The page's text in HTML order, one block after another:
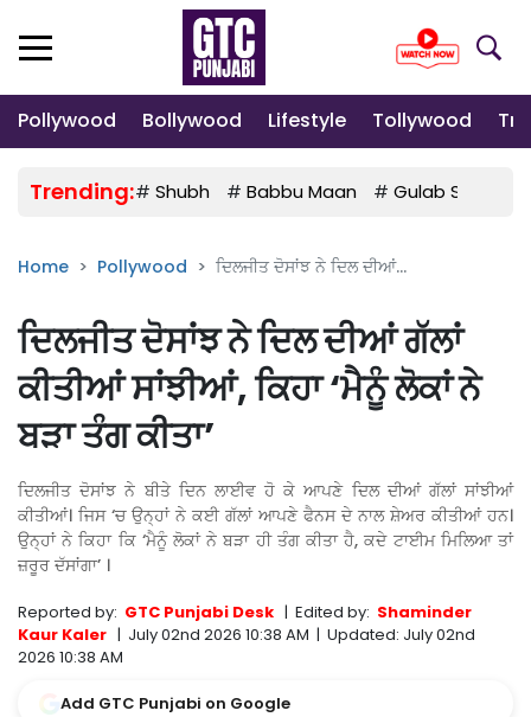
Pollywood Bollywood Lifestyle Tollywood
Trending:# Shubh # Babbu Maan # Gulab Sidhu
Home Pollywood ਦਿਲਜੀਤ ਦੋਸਾਂਝ ਨੇ ਦਿਲ ਦੀਆਂ...
ਦਿਲਜੀਤ ਦੋਸਾਂਝ ਨੇ ਦਿਲ ਦੀਆਂ ਗੱਲਾਂ
ਕੀਤੀਆਂ ਸਾਂਝੀਆਂ, ਕਿਹਾ ‘ਮੈਨੂੰ ਲੋਕਾਂ ਨੇ
ਬੜਾ ਤੰਗ ਕੀਤਾ’
ਦਿਲਜੀਤ ਦੋਸਾਂਝ ਨੇ ਬੀਤੇ ਦਿਨ ਲਾਈਵ ਹੋ ਕੇ ਆਪਣੇ ਦਿਲ ਦੀਆਂ ਗੱਲਾਂ ਸਾਂਝੀਆਂ
ਕੀਤੀਆਂ। ਜਿਸ ‘ਚ ਉਨ੍ਹਾਂ ਨੇ ਕਈ ਗੱਲਾਂ ਆਪਣੇ ਫੈਨਸ ਦੇ ਨਾਲ ਸ਼ੇਅਰ ਕੀਤੀਆਂ ਹਨ।
ਉਨ੍ਹਾਂ ਨੇ ਕਿਹਾ ਕਿ ‘ਮੈਨੂੰ ਲੋਕਾਂ ਨੇ ਬੜਾ ਹੀ ਤੰਗ ਕੀਤਾ ਹੈ, ਕਦੇ ਟਾਈਮ ਮਿਲਿਆ ਤਾਂ
ਜ਼ਰੂਰ ਦੱਸਾਂਗਾ’ ।
Reported by: GTC Punjabi Desk | Edited by: Shaminder
Kaur Kaler | July 02nd 2026 10:38 AM | Updated: July 02nd
2026 10:38 AM
Add GTC Punjabi on Google